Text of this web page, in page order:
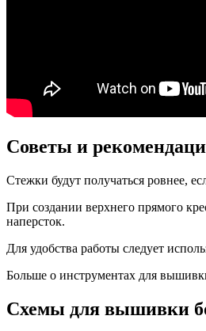
Советы и
Стежки будут получаться ровнее,
При создании верхнего прямого
наперсток.
Для удобства работы следует
Больше о инструментах для
Схемы для вышивки